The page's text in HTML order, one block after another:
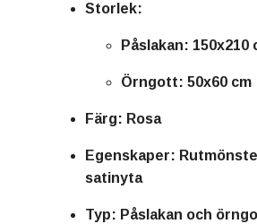
Storlek:
Påslakan: 150x210
Örngott: 50x60 cm
Färg: Rosa
Egenskaper:
satinyta
Typ: Påslakan och